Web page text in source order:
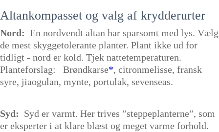
Altankompasset og valg af krydderurter
Nord: En nordvendt altan har sparsomt med lys. Vælg
de mest skyggetolerante planter. Plant ikke ud for
tidligt - nord er kold. Tjek nattetemperaturen.
Planteforslag: Brøndkarse*, citronmelisse, fransk
syre, jiaogulan, mynte, portulak, sevenseas.
Syd: Syd er varmt. Her trives ”steppeplanterne”, som
er eksperter i at klare blæst og meget varme forhold.